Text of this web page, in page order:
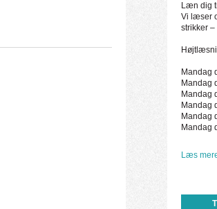
Læn dig
Vi læser
strikker
Mandag
Mandag
Mandag
Mandag
Mandag
Mandag
Læs